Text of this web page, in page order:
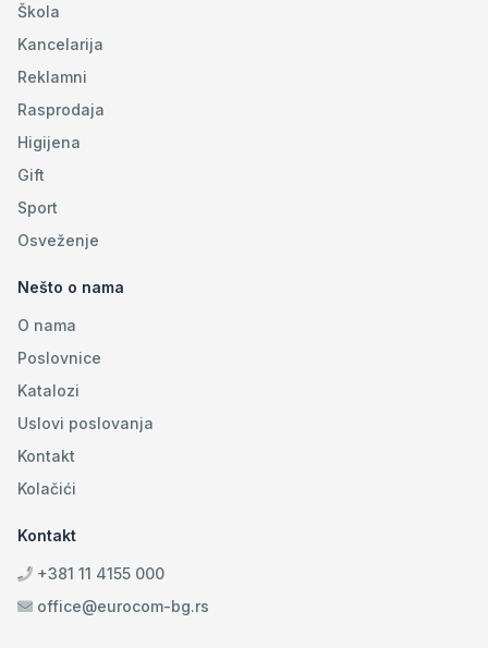
Škola
Kancelarija
Reklamni
Rasprodaja
Higijena
Gift
Sport
Osveženje
Nešto o nama
O nama
Poslovnice
Katalozi
Uslovi poslovanja
Kontakt
Kolačići
Kontakt
+381 11 4155 000
office@eurocom-bg.rs